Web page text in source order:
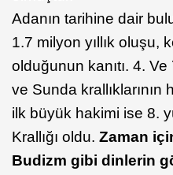
Adanın tarihine dair
1.7 milyon yıllık oluşu,
olduğunun kanıtı. 4.
ve Sunda krallıklarının
ilk büyük hakimi ise 8.
Krallığı oldu. Zaman
Budizm gibi dinlerin